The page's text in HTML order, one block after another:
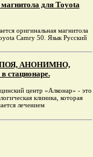
для Toyota
оригинальная магнитола
Camry 50. Язык Русский
АНОНИМНО,
стационаре.
центр «Алконар» - это
клиника, которая
лечением